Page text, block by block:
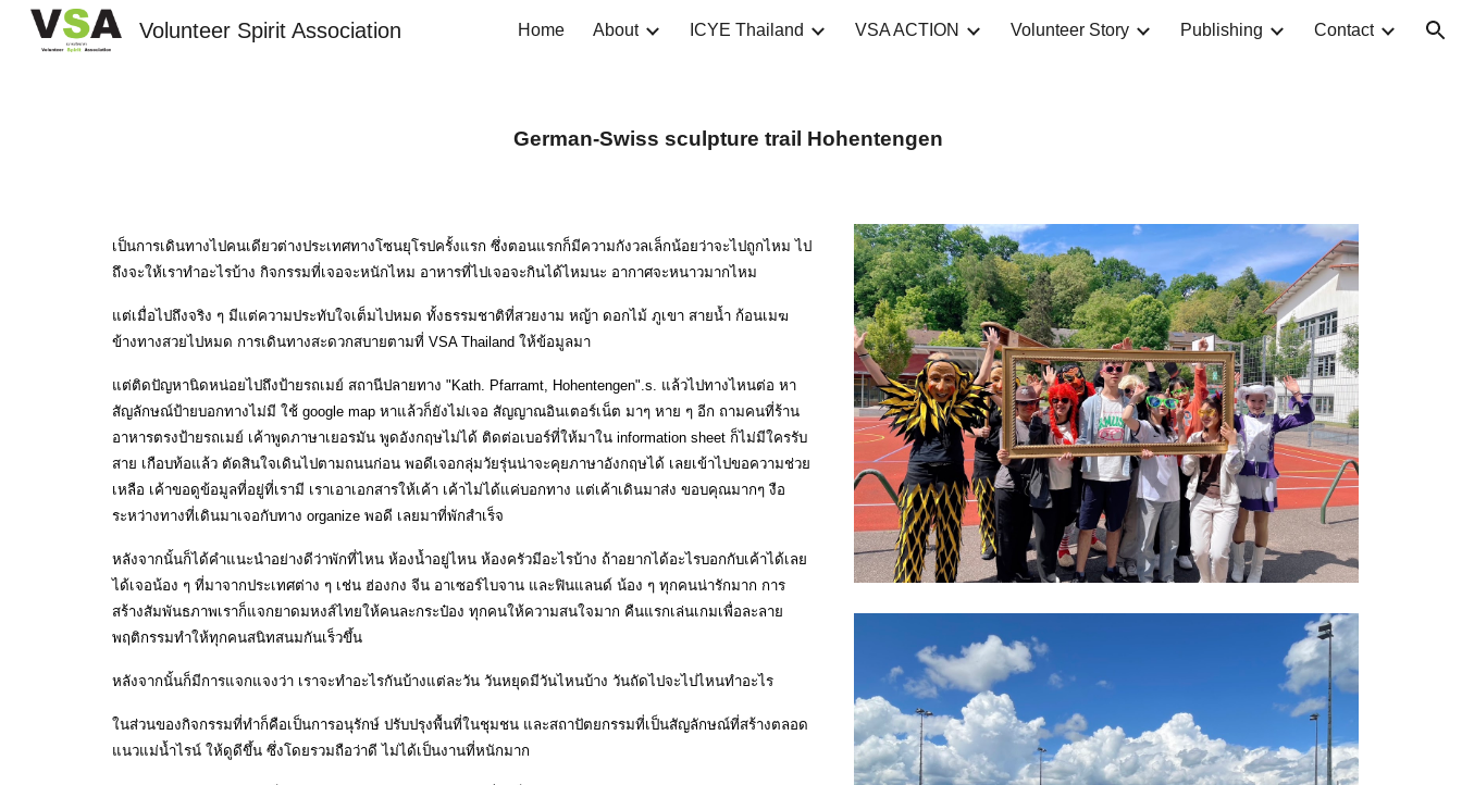
Skip to main content Skip to navigation
Volunteer Spirit Association Home About ICYE Thailand VSA ACTION Volunteer Story Publishing Contact
German-Swiss sculpture trail Hohentengen
เป็นการเดินทางไปคนเดียวต่างประเทศทางโซนยุโรปครั้งแรก ซึ่งตอนแรกก็มีความกังวลเล็กน้อยว่าจะไปถูกไหม ไป
ถึงจะให้เราทำอะไรบ้าง กิจกรรมที่เจอจะหนักไหม อาหารที่ไปเจอจะกินได้ไหมนะ อากาศจะหนาวมากไหม
แต่เมื่อไปถึงจริง ๆ มีแต่ความประทับใจเต็มไปหมด ทั้งธรรมชาติที่สวยงาม หญ้า ดอกไม้ ภูเขา สายน้ำ ก้อนเมฆ
ข้างทางสวยไปหมด การเดินทางสะดวกสบายตามที่ VSA Thailand ให้ข้อมูลมา
แต่ติดปัญหานิดหน่อยไปถึงป้ายรถเมย์ สถานีปลายทาง "Kath. Pfarramt, Hohentengen".s. แล้วไปทางไหนต่อ หา
สัญลักษณ์ป้ายบอกทางไม่มี ใช้ google map หาแล้วก็ยังไม่เจอ สัญญาณอินเตอร์เน็ต มาๆ หาย ๆ อีก ถามคนที่ร้าน
อาหารตรงป้ายรถเมย์ เค้าพูดภาษาเยอรมัน พูดอังกฤษไม่ได้ ติดต่อเบอร์ที่ให้มาใน information sheet ก็ไม่มีใครรับ
สาย เกือบท้อแล้ว ตัดสินใจเดินไปตามถนนก่อน พอดีเจอกลุ่มวัยรุ่นน่าจะคุยภาษาอังกฤษได้ เลยเข้าไปขอความช่วย
เหลือ เค้าขอดูข้อมูลที่อยู่ที่เรามี เราเอาเอกสารให้เค้า เค้าไม่ได้แค่บอกทาง แต่เค้าเดินมาส่ง ขอบคุณมากๆ งือ
ระหว่างทางที่เดินมาเจอกับทาง organize พอดี เลยมาที่พักสำเร็จ
หลังจากนั้นก็ได้คำแนะนำอย่างดีว่าพักที่ไหน ห้องน้ำอยู่ไหน ห้องครัวมีอะไรบ้าง ถ้าอยากได้อะไรบอกกับเค้าได้เลย
ได้เจอน้อง ๆ ที่มาจากประเทศต่าง ๆ เช่น ฮ่องกง จีน อาเซอร์ไบจาน และฟินแลนด์ น้อง ๆ ทุกคนน่ารักมาก การ
สร้างสัมพันธภาพเราก็แจกยาดมหงส์ไทยให้คนละกระป๋อง ทุกคนให้ความสนใจมาก คืนแรกเล่นเกมเพื่อละลาย
พฤติกรรมทำให้ทุกคนสนิทสนมกันเร็วขึ้น
หลังจากนั้นก็มีการแจกแจงว่า เราจะทำอะไรกันบ้างแต่ละวัน วันหยุดมีวันไหนบ้าง วันถัดไปจะไปไหนทำอะไร
ในส่วนของกิจกรรมที่ทำก็คือเป็นการอนุรักษ์ ปรับปรุงพื้นที่ในชุมชน และสถาปัตยกรรมที่เป็นสัญลักษณ์ที่สร้างตลอด
แนวแม่น้ำไรน์ ให้ดูดีขึ้น ซึ่งโดยรวมถือว่าดี ไม่ได้เป็นงานที่หนักมาก